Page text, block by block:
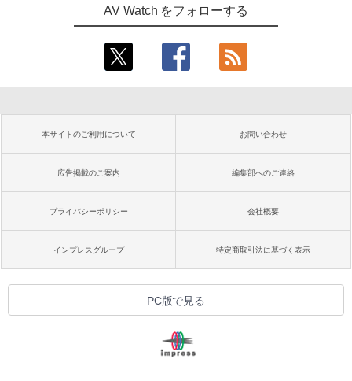
AV Watch をフォローする
本サイトのご利用について お問い合わせ
広告掲載のご案内 編集部へのご連絡
プライバシーポリシー 会社概要
インプレスグループ 特定商取引法に基づく表示
PC版で見る